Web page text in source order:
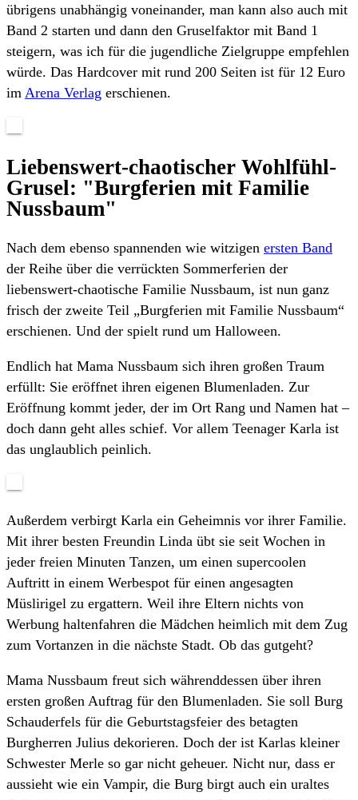
übrigens unabhängig voneinander, man kann also auch mit
Band 2 starten und dann den Gruselfaktor mit Band 1
steigern, was ich für die jugendliche Zielgruppe empfehlen
würde. Das Hardcover mit rund 200 Seiten ist für 12 Euro
im Arena Verlag erschienen.
Liebenswert-chaotischer Wohlfühl-
Grusel: "Burgferien mit Familie
Nussbaum"
Nach dem ebenso spannenden wie witzigen ersten Band
der Reihe über die verrückten Sommerferien der
liebenswert-chaotische Familie Nussbaum, ist nun ganz
frisch der zweite Teil „Burgferien mit Familie Nussbaum“
erschienen. Und der spielt rund um Halloween.
Endlich hat Mama Nussbaum sich ihren großen Traum
erfüllt: Sie eröffnet ihren eigenen Blumenladen. Zur
Eröffnung kommt jeder, der im Ort Rang und Namen hat –
doch dann geht alles schief. Vor allem Teenager Karla ist
das unglaublich peinlich.
Außerdem verbirgt Karla ein Geheimnis vor ihrer Familie.
Mit ihrer besten Freundin Linda übt sie seit Wochen in
jeder freien Minuten Tanzen, um einen supercoolen
Auftritt in einem Werbespot für einen angesagten
Müslirigel zu ergattern. Weil ihre Eltern nichts von
Werbung haltenfahren die Mädchen heimlich mit dem Zug
zum Vortanzen in die nächste Stadt. Ob das gutgeht?
Mama Nussbaum freut sich währenddessen über ihren
ersten großen Auftrag für den Blumenladen. Sie soll Burg
Schauderfels für die Geburtstagsfeier des betagten
Burgherren Julius dekorieren. Doch der ist Karlas kleiner
Schwester Merle so gar nicht geheuer. Nicht nur, dass er
aussieht wie ein Vampir, die Burg birgt auch ein uraltes